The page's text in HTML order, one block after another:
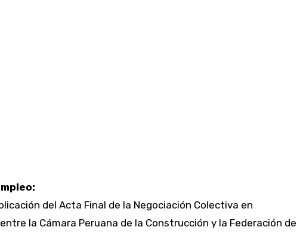
del Acta Final de la Negociación Colectiva en
la Cámara Peruana de la Construcción y la Federación de